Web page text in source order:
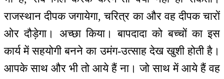
राजस्थान दीपक जगायेगा, चरित्र का और वह दीपक चारों
ओर दौड़ेगा। अच्छा किया। बापदादा को बच्चों का इस
कार्य में सहयोगी बनने का उमंग-उत्साह देख खुशी होती है।
आपके साथ और भी तो आये हैं ना। जो साथ में आये हैं वह